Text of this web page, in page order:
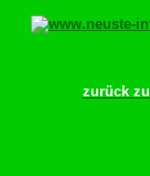
zurück